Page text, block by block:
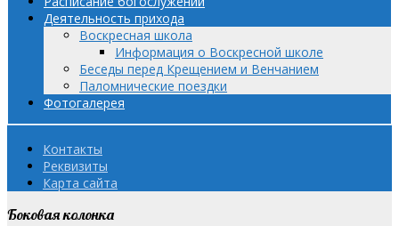
Деятельность прихода
Воскресная школа
Информация о Воскресной школе
Беседы перед Крещением и Венчанием
Паломнические поездки
Фотогалерея
Контакты
Реквизиты
Карта сайта
Боковая колонка